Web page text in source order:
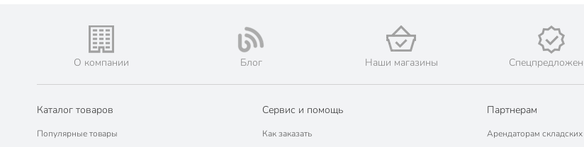
О компании Блог Наши магазины
Каталог товаров
Популярные товары
Сервис и помощь
Как заказать
Партнерам
Арендаторам